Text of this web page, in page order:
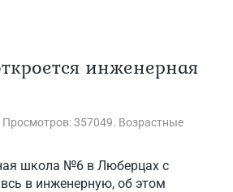
инженерная
Просмотров: 357049. Возрастные
школа №6 в Люберцах с
в инженерную, об этом